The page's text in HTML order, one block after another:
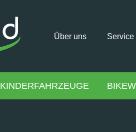
Über uns Service
KINDERFAHRZEUGE